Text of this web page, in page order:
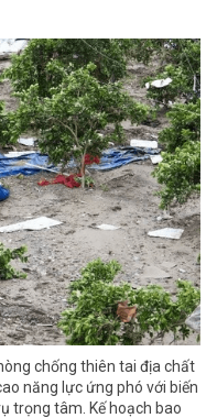
chống thiên tai địa chất
năng lực ứng phó với biến
trọng tâm. Kế hoạch bao